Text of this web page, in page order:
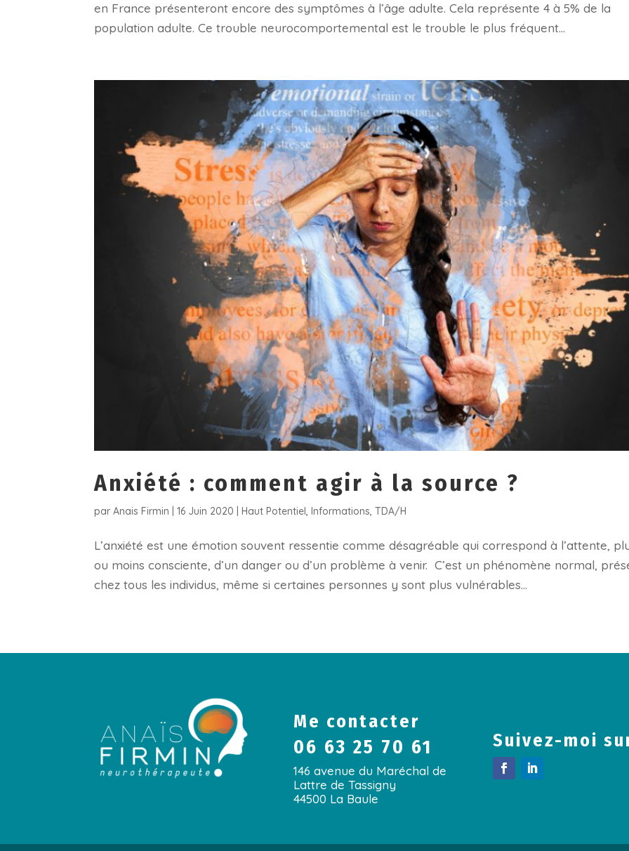
en France présenteront encore des symptômes à l’âge adulte. Cela représente 4 à 5% de la
population adulte. Ce trouble neurocomportemental est le trouble le plus fréquent...
Anxiété : comment agir à la source ?
parAnais Firmin |16 Juin 2020 |Haut Potentiel,Informations,TDA/H
L’anxiété est une émotion souvent ressentie comme désagréable qui correspond à l’attente,
ou moins consciente, d’un danger ou d’un problème à venir. C’est un phénomène normal,
chez tous les individus, même si certaines personnes y sont plus vulnérables...
Me contacter
06 63 25 70 61
146 avenue du Maréchal de
Lattre de Tassigny
44500 La Baule
Suivez-moi